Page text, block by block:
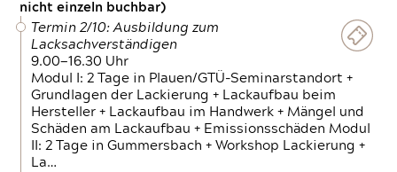
nicht einzeln buchbar)
Termin 2/10: Ausbildung zum
Lacksachverständigen
9.00—16.30 Uhr
Modul I: 2 Tage in Plauen/GTÜ-Seminarstandort +
Grundlagen der Lackierung + Lackaufbau beim
Hersteller + Lackaufbau im Handwerk + Mängel und
Schäden am Lackaufbau + Emissionsschäden Modul
II: 2 Tage in Gummersbach + Workshop Lackierung +
La…